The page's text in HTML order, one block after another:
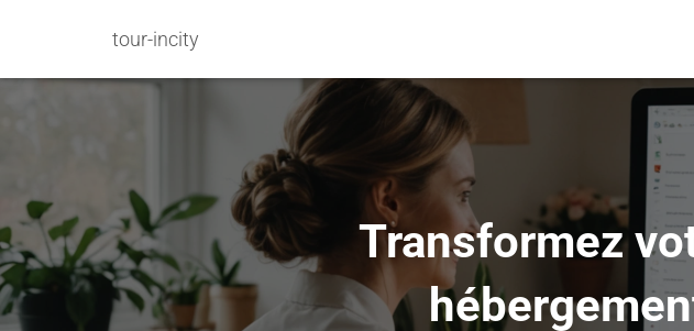
tour-incity
Transformez